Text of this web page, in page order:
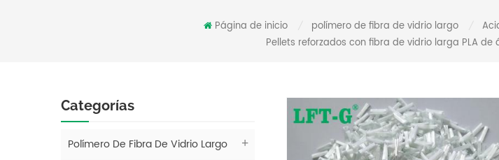
Página de inicio polímero de fibra de vidrio largo
Pellets reforzados con fibra de vidrio larga PLA
Categorías
Polímero De Fibra De Vidrio Largo